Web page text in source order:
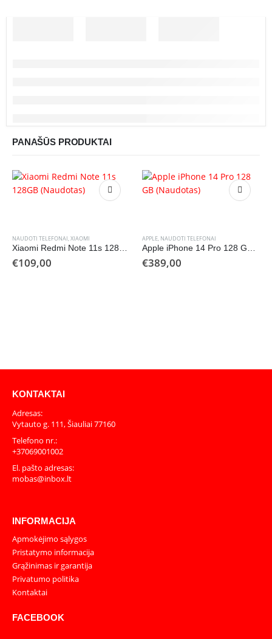
PANAŠŪS PRODUKTAI
NAUDOTI TELEFONAI,XIAOMI
Xiaomi Redmi Note 11s 128GB (Naudotas)
€109,00
APPLE, NAUDOTI TELEFONAI
Apple iPhone 14 Pro 128 GB (Naudotas)
€389,00
KONTAKTAI
Adresas:
Vytauto g. 111, Šiauliai 77160
Telefono nr.:
+37069001002
El. pašto adresas:
mobas@inbox.lt
INFORMACIJA
Apmokėjimo sąlygos
Pristatymo informacija
Grąžinimas ir garantija
Privatumo politika
Kontaktai
FACEBOOK